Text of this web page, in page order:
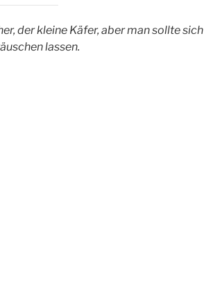
der kleine Käfer, aber man sollte sich
lassen.